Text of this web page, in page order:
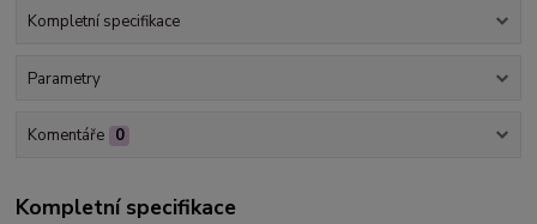
Kompletní specifikace
Parametry
Komentáře 0
Kompletní specifikace